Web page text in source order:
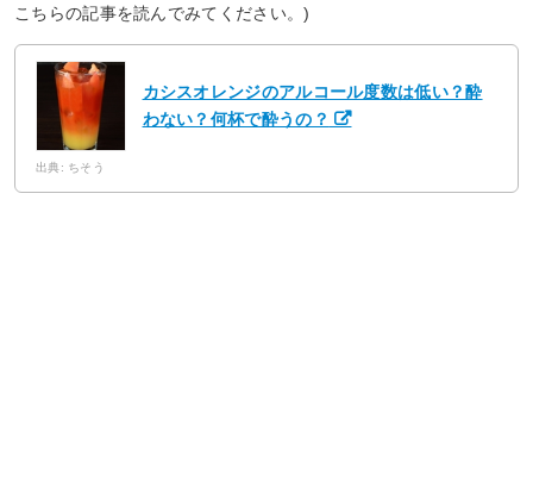
こちらの記事を読んでみてください。)
カシスオレンジのアルコール度数は低い？酔
わない？何杯で酔うの？
出典: ちそう